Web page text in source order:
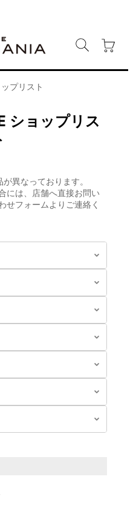
プリスト
ショップリス
異なっております。
には、店舗へ直接お問い
せフォームよりご連絡く